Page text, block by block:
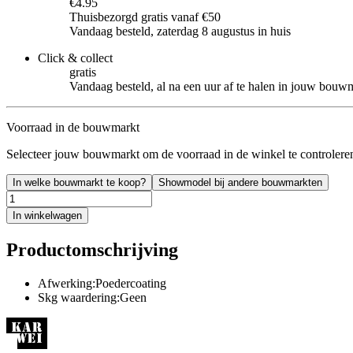
Thuisbezorgd gratis vanaf €50
Vandaag besteld, zaterdag 8 augustus in huis
Click & collect
gratis
Vandaag besteld, al na een uur af te halen in jouw
Voorraad in de bouwmarkt
Selecteer jouw bouwmarkt om de voorraad in de winkel te
In welke bouwmarkt te koop? Showmodel bij andere bouwmarkten
In winkelwagen
Productomschrijving
Afwerking:Poedercoating
Skg waardering:Geen